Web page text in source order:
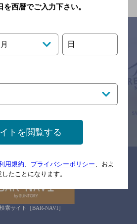
ーや営業時間などの掲載情報については、
更されることがありますので、
上ご来店くださいますようお願い申し上げま
情報提供：ぐるなび
関連リンク
索サイト［BAR-NAVI］
を西暦でご入力下さい。
月 日
トを閲覧する
用規約、 プライバシーポリシー、およ
たことになります。